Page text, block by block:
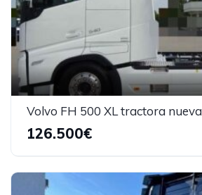
Volvo FH 500 XL tractora nueva
126.500€